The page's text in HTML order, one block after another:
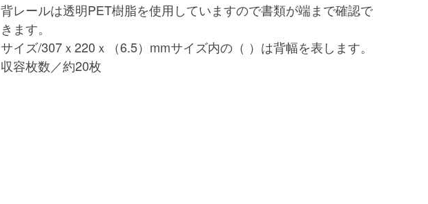
背レールは透明PET樹脂を使用していますので書類が端まで確認で
きます。
サイズ/307ｘ220ｘ（6.5）mmサイズ内の（ ）は背幅を表します。
収容枚数／約20枚